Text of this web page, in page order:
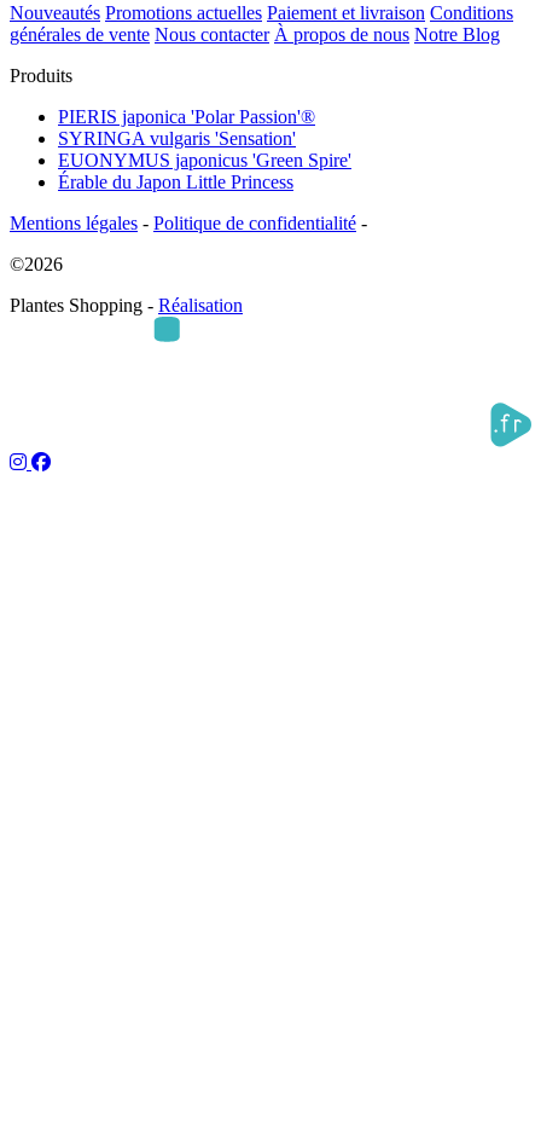
Nouveautés Promotions actuelles Paiement et livraison Conditions
générales de vente Nous contacter À propos de nous Notre Blog
Produits
PIERIS japonica 'Polar Passion'®
SYRINGA vulgaris 'Sensation'
EUONYMUS japonicus 'Green Spire'
Érable du Japon Little Princess
Mentions légales - Politique de confidentialité -
©2026
Plantes Shopping - Réalisation